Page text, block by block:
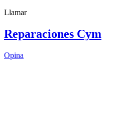
Llamar
Reparaciones Cym
Opina